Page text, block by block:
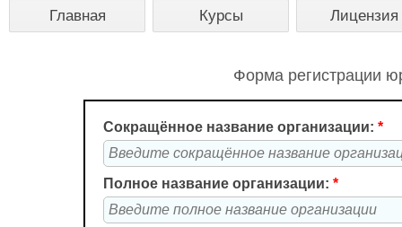
Главная Курсы Лицензия
Форма регистрации
Сокращённое название организации: *
Полное название организации: *